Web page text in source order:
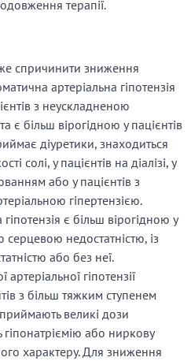
терапії.
спричинити зниження
артеріальна гіпотензія
з неускладненою
є більш вірогідною у пацієнтів
діуретики, знаходиться
солі, у пацієнтів на діалізі, у
або у пацієнтів з
гіпертензією.
є більш вірогідною у
серцевою недостатністю, із
або без неї.
гіпотензії
з більш тяжким ступенем
приймають великі дози
гіпонатріємію або ниркову
характеру. Для зниження